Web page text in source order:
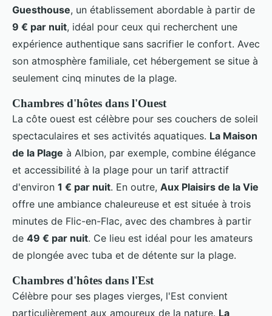
Guesthouse, un établissement abordable à partir de
9 € par nuit, idéal pour ceux qui recherchent une
expérience authentique sans sacrifier le confort. Avec
son atmosphère familiale, cet hébergement se situe à
seulement cinq minutes de la plage.
Chambres d'hôtes dans l'Ouest
La côte ouest est célèbre pour ses couchers de soleil
spectaculaires et ses activités aquatiques. La Maison
de la Plage à Albion, par exemple, combine élégance
et accessibilité à la plage pour un tarif attractif
d'environ 1 € par nuit. En outre, Aux Plaisirs de la Vie
offre une ambiance chaleureuse et est située à trois
minutes de Flic-en-Flac, avec des chambres à partir
de 49 € par nuit. Ce lieu est idéal pour les amateurs
de plongée avec tuba et de détente sur la plage.
Chambres d'hôtes dans l'Est
Célèbre pour ses plages vierges, l'Est convient
particulièrement aux amoureux de la nature. La